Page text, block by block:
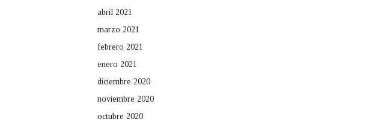
abril 2021
marzo 2021
febrero 2021
enero 2021
diciembre 2020
noviembre 2020
octubre 2020